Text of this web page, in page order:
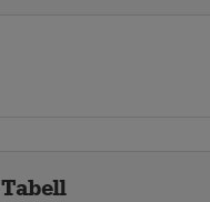
Tabell